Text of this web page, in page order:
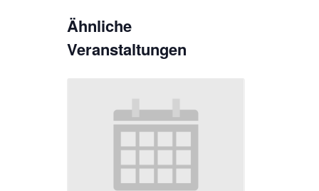
Ähnliche
Veranstaltungen